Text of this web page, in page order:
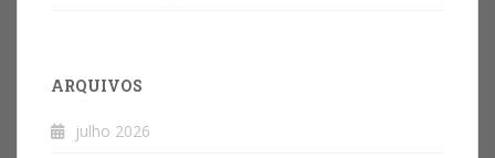
ARQUIVOS
julho 2026